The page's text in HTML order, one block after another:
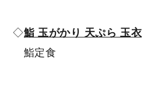
◇鮨 玉がかり 天ぷら 玉衣
鮨定食